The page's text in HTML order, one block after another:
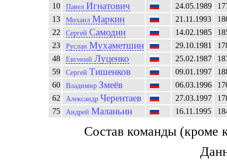
10
Павел Игнатович 24.05.1989
13
Михаил Маркин 21.11.1993
22
СергейСамодин 14.02.1985
23
Руслан Мухаметшин 29.10.1981
48
ЕвгенийЛуценко 25.02.1987
59
СергейТишенков 09.01.1997
60
Владимир Змеёв 06.03.1996
62
Александр Черентаев 27.03.1997
75
Андрей Маланьин 16.11.1995
Состав команды (кроме